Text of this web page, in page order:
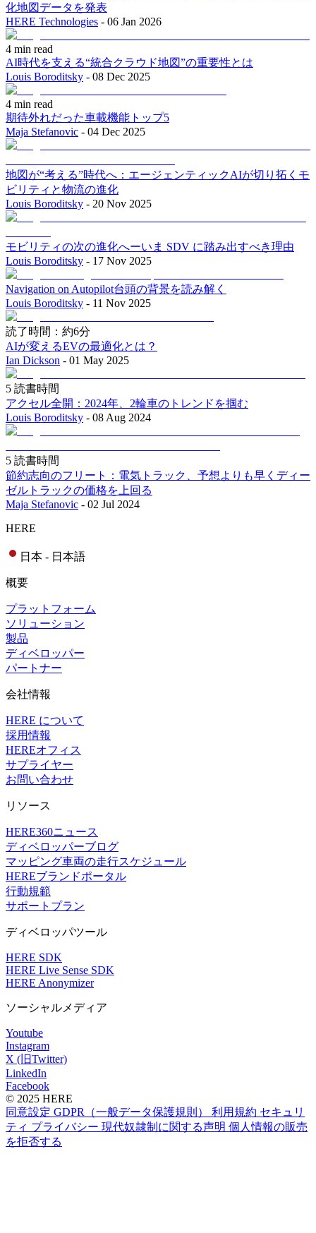
化地図データを発表
HERE Technologies - 06 Jan 2026
4 min read
AI時代を支える“統合クラウド地図”の重要性とは
Louis Boroditsky - 08 Dec 2025
4 min read
期待外れだった車載機能トップ5
Maja Stefanovic - 04 Dec 2025
地図が“考える”時代へ：エージェンティックAIが切り拓くモ
ビリティと物流の進化
Louis Boroditsky - 20 Nov 2025
モビリティの次の進化へーいま SDV に踏み出すべき理由
Louis Boroditsky - 17 Nov 2025
Navigation on Autopilot台頭の背景を読み解く
Louis Boroditsky - 11 Nov 2025
読了時間：約6分
AIが変えるEVの最適化とは？
Ian Dickson - 01 May 2025
5 読書時間
アクセル全開：2024年、2輪車のトレンドを掴む
Louis Boroditsky - 08 Aug 2024
5 読書時間
節約志向のフリート：電気トラック、予想よりも早くディー
ゼルトラックの価格を上回る
Maja Stefanovic - 02 Jul 2024
HERE
日本 - 日本語
概要
プラットフォーム
ソリューション
製品
ディベロッパー
パートナー
会社情報
HERE について
採用情報
HEREオフィス
サプライヤー
お問い合わせ
リソース
HERE360ニュース
ディベロッパーブログ
マッピング車両の走行スケジュール
HEREブランドポータル
行動規範
サポートプラン
ディベロッパツール
HERE SDK
HERE Live Sense SDK
HERE Anonymizer
ソーシャルメディア
Youtube
Instagram
X (旧Twitter)
LinkedIn
Facebook
© 2025 HERE
同意設定 GDPR（一般データ保護規則） 利用規約 セキュリ
ティ プライバシー 現代奴隷制に関する声明 個人情報の販売
を拒否する